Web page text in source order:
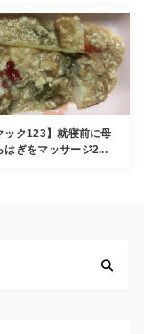
ック123】就寝前に母
はぎをマッサージ2...